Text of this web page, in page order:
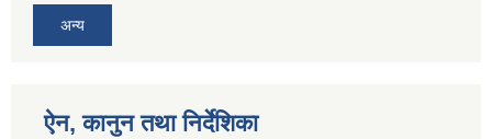
अन्य
ऐन, कानुन तथा निर्देशिका